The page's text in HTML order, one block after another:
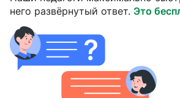
него развёрнутый ответ. Это